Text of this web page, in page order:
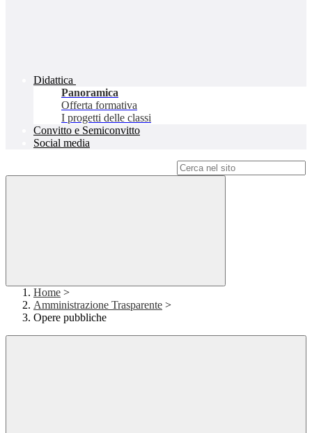
Didattica
Panoramica
Offerta formativa
I progetti delle classi
Convitto e Semiconvitto
Social media
Home >
Amministrazione Trasparente >
Opere pubbliche